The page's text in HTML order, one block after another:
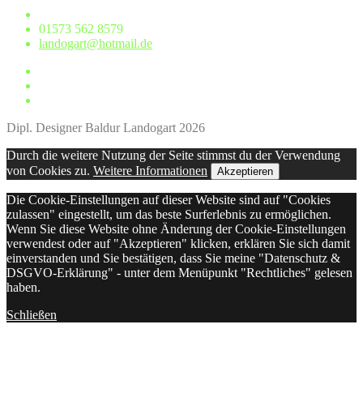
01573 562 8579
landogart@hotmail.de
Dipl. Designer Baldur Landogart 2026
Durch die weitere Nutzung der Seite stimmst du der Verwendung
von Cookies zu. Weitere Informationen Akzeptieren
Die Cookie-Einstellungen auf dieser Website sind auf "Cookies
zulassen" eingestellt, um das beste Surferlebnis zu ermöglichen.
Wenn Sie diese Website ohne Änderung der Cookie-Einstellungen
verwendest oder auf "Akzeptieren" klicken, erklären Sie sich damit
einverstanden und Sie bestätigen, dass Sie meine "Datenschutz &
DSGVO-Erklärung" - unter dem Menüpunkt "Rechtliches" gelesen
haben.
Schließen